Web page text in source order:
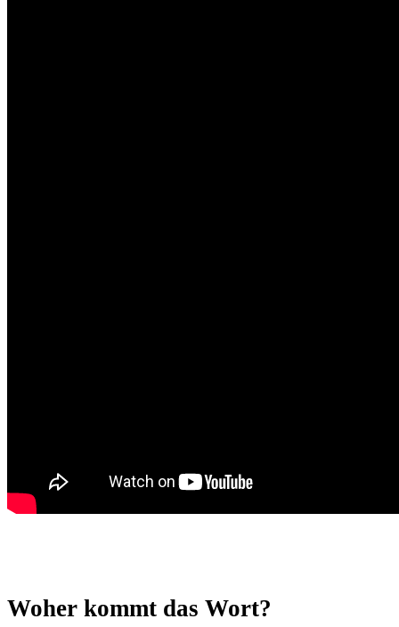
Woher kommt das Wort?